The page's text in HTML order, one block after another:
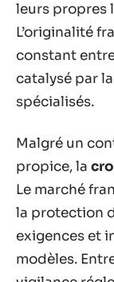
leurs propres
L’originalité
constant
catalysé par la
spécialisés.
Malgré un
propice, la
Le marché
la protection
exigences et
modèles.